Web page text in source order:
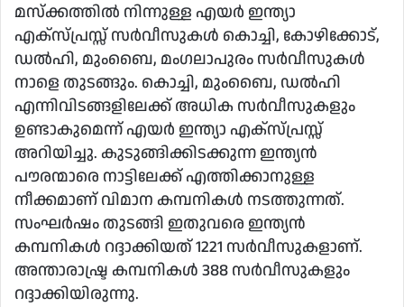
മസ്‌ക്കത്തിൽ നിന്നുള്ള എയർ ഇന്ത്യാ
എക്സ്പ്രസ്സ്‌ സർവീസുകൾ കൊച്ചി, കോഴിക്കോട്,
ഡൽഹി, മുംബൈ, മംഗലാപുരം സർവീസുകൾ
നാളെ തുടങ്ങും. കൊച്ചി, മുംബൈ, ഡൽഹി
എന്നിവിടങ്ങളിലേക്ക് അധിക സർവീസുകളും
ഉണ്ടാകുമെന്ന് എയർ ഇന്ത്യാ എക്സ്പ്രസ്സ്
അറിയിച്ചു. കുടുങ്ങിക്കിടക്കുന്ന ഇന്ത്യൻ
പൗരന്മാരെ നാട്ടിലേക്ക് എത്തിക്കാനുള്ള
നീക്കമാണ് വിമാന കമ്പനികൾ നടത്തുന്നത്.
സംഘർഷം തുടങ്ങി ഇതുവരെ ഇന്ത്യൻ
കമ്പനികൾ റദ്ദാക്കിയത് 1221 സർവീസുകളാണ്.
‌അന്താരാഷ്ട്ര കമ്പനികൾ 388 സർവീസുകളും
റദ്ദാക്കിയിരുന്നു.